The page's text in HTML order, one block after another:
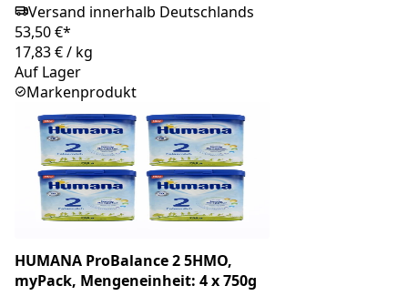
Versand innerhalb Deutschlands
53,50 €*
17,83 €/ kg
Auf Lager
Markenprodukt
HUMANA ProBalance 2 5HMO,
myPack, Mengeneinheit: 4 x 750g